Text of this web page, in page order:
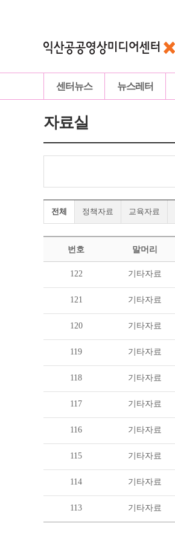
센터뉴스 뉴스레터
자료실
전체 정책자료 교육자료
번호 말머리
122 기타자료
121 기타자료
120 기타자료
119 기타자료
118 기타자료
117 기타자료
116 기타자료
115 기타자료
114 기타자료
113 기타자료